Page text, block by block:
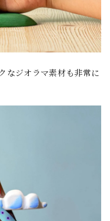
なジオラマ素材も非常に